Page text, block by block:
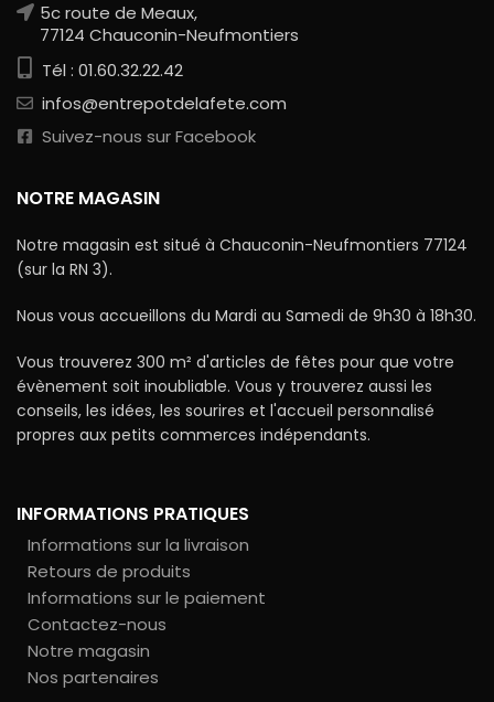
5c route de Meaux,
77124 Chauconin-Neufmontiers
Tél : 01.60.32.22.42
infos@entrepotdelafete.com
Suivez-nous sur Facebook
NOTRE MAGASIN
Notre magasin est situé à Chauconin-Neufmontiers 77124
(sur la RN 3).
Nous vous accueillons du Mardi au Samedi de 9h30 à 18h30.
Vous trouverez 300 m² d'articles de fêtes pour que votre
évènement soit inoubliable. Vous y trouverez aussi les
conseils, les idées, les sourires et l'accueil personnalisé
propres aux petits commerces indépendants.
INFORMATIONS PRATIQUES
Informations sur la livraison
Retours de produits
Informations sur le paiement
Contactez-nous
Notre magasin
Nos partenaires